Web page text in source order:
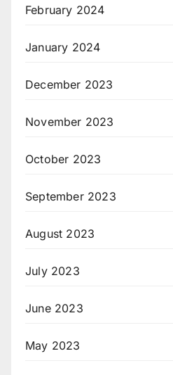
February 2024
January 2024
December 2023
November 2023
October 2023
September 2023
August 2023
July 2023
June 2023
May 2023